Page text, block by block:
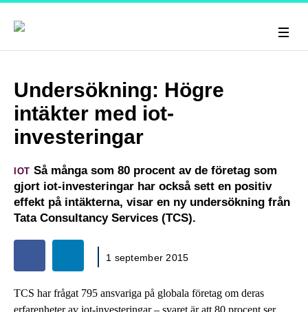
Undersökning: Högre
intäkter med iot-
investeringar
IOT Så många som 80 procent av de företag som
gjort iot-investeringar har också sett en positiv
effekt på intäkterna, visar en ny undersökning från
Tata Consultancy Services (TCS).
1 september 2015
TCS har frågat 795 ansvariga på globala företag om deras
erfarenheter av iot-investeringar – svaret är att 80 procent ser